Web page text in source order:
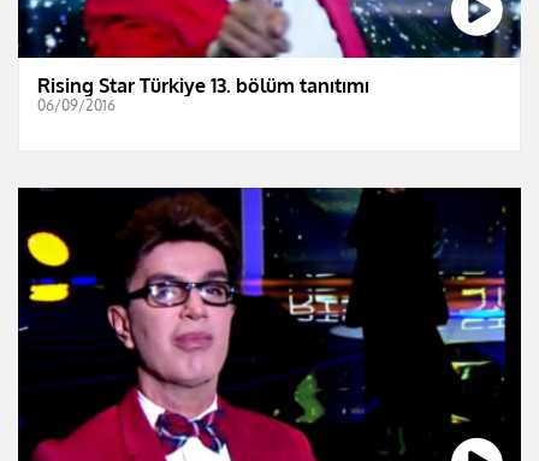
Rising Star Türkiye 13. bölüm tanıtımı
06/09/2016